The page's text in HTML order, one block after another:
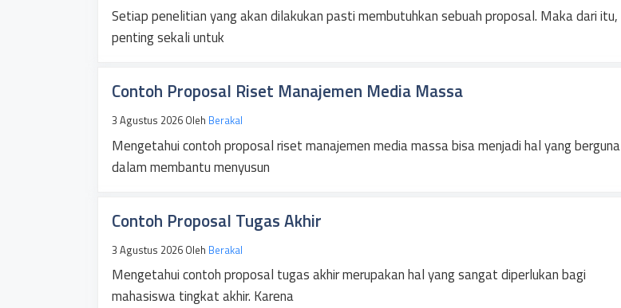
Setiap penelitian yang akan dilakukan pasti membutuhkan sebuah proposal. Maka dari itu,
penting sekali untuk
Contoh Proposal Riset Manajemen Media Massa
3 Agustus 2026 Oleh Berakal
Mengetahui contoh proposal riset manajemen media massa bisa menjadi hal yang berguna
dalam membantu menyusun
Contoh Proposal Tugas Akhir
3 Agustus 2026 Oleh Berakal
Mengetahui contoh proposal tugas akhir merupakan hal yang sangat diperlukan bagi
mahasiswa tingkat akhir. Karena